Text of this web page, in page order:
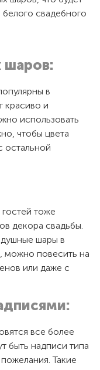
свадебного
шаров:
в
красиво и
использовать
чтобы цвета
остальной
тоже
декора свадьбы.
шары в
можно повесить на
или даже с
все более
быть надписи типа
Такие